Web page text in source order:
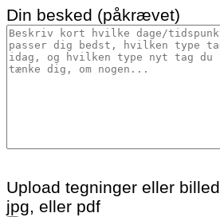
Din besked (påkrævet)
Upload tegninger eller
jpg, eller pdf